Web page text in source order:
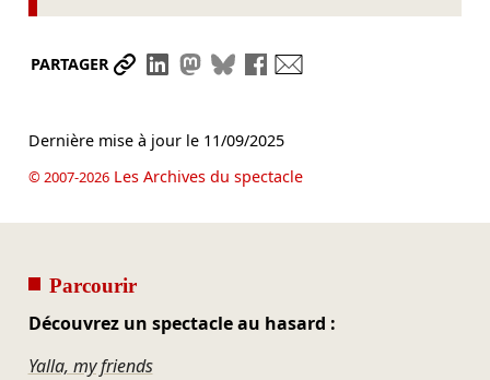
PARTAGER Partager le lien
Partager sur LinkedIn
Partager sur Mastodon
Partager sur Bluesky
Partager sur Facebook
Dernière mise à jour le 11/09/2025
© 2007-2026Les Archives du spectacle
Parcourir
Découvrez un spectacle au hasard :
Yalla, my friends